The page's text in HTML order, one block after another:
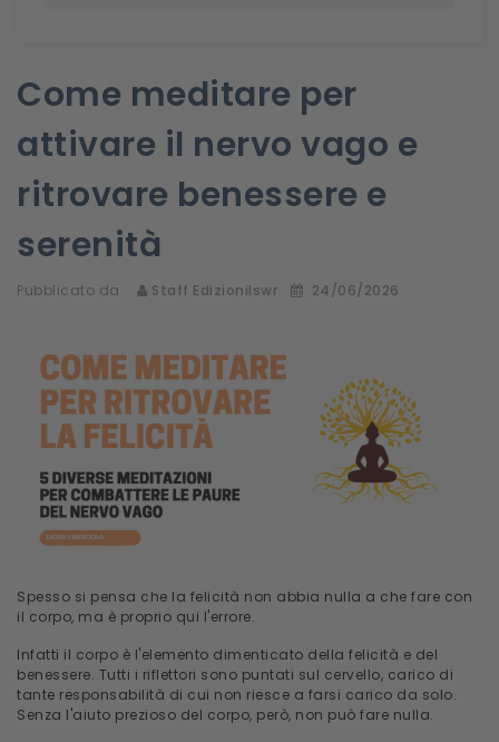
Come meditare per
attivare il nervo vago e
ritrovare benessere e
serenità
Pubblicato da Staff Edizionilswr 24/06/2026
Spesso si pensa che la felicità non abbia nulla a che fare con
il corpo, ma è proprio qui l'errore.
Infatti il corpo è l'elemento dimenticato della felicità e del
benessere. Tutti i riflettori sono puntati sul cervello, carico di
tante responsabilità di cui non riesce a farsi carico da solo.
Senza l'aiuto prezioso del corpo, però, non può fare nulla.